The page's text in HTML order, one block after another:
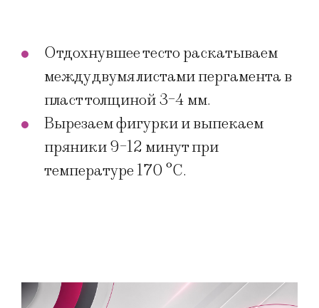
Отдохнувшее тесто раскатываем
между двумя листами пергамента в
пласт толщиной 3-4 мм.
Вырезаем фигурки и выпекаем
пряники 9-12 минут при
температуре 170 °С.